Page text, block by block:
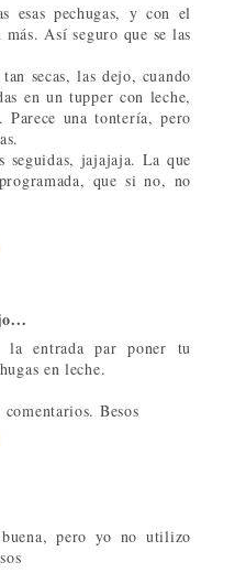
esas pechugas, y con el
Así seguro que se las
secas, las dejo, cuando
en un tupper con leche,
una tontería, pero
seguidas, jajajaja. La que
que si no, no
entrada par poner tu
en leche.
Besos
pero yo no utilizo